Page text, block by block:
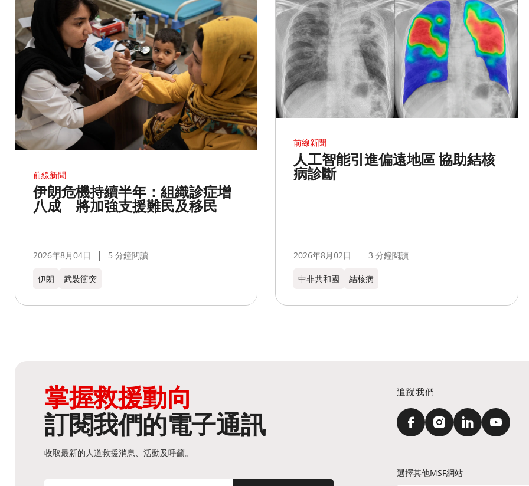
前線新聞
伊朗危機持續半年：組織診症增
八成 將加強支援難民及移民
2026年8月04日 5 分鐘閱讀
伊朗 武裝衝突
前線新聞
人工智能引進偏遠地區 協助結核
病診斷
2026年8月02日 3 分鐘閱讀
中非共和國 結核病
掌握救援動向
訂閱我們的電子通訊
收取最新的人道救援消息、活動及呼籲。
追蹤我們
選擇其他MSF網站